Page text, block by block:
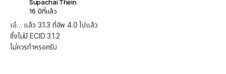
Supachai Thein
16 ปีที่แล้ว
เอ๋… แล้ว 3.1.3 ที่อัพ 4.0 ไปแล้ว
ซึ่งไม่มี ECID 3.1.2
ไม่ควรทำหรอครับ